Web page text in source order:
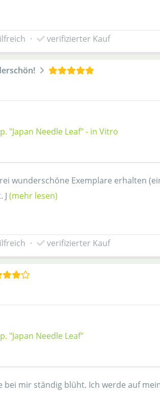
· verifizierter Kauf
"Japan Needle Leaf" - in Vitro
wunderschöne Exemplare erhalten
J (mehr lesen)
· verifizierter Kauf
"Japan Needle Leaf"
bei mir ständig blüht. Ich werde auf